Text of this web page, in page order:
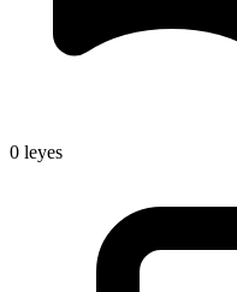
0 leyes